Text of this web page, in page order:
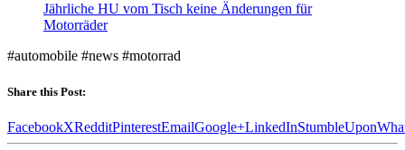
Jährliche HU vom Tisch keine Änderungen für
Motorräder
#automobile #news #motorrad
Share this Post:
FacebookXRedditPinterestEmailGoogle+LinkedInStumbleUpon